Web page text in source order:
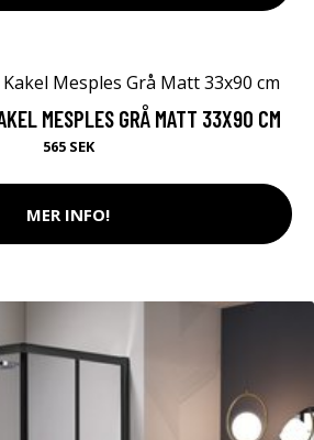
MESPLES GRÅ MATT 33X90 CM
565 SEK
MER INFO!